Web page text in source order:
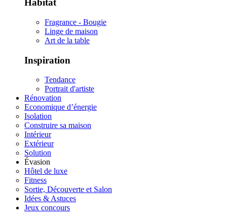
Habitat
Fragrance - Bougie
Linge de maison
Art de la table
Inspiration
Tendance
Portrait d'artiste
Rénovation
Economique d’énergie
Isolation
Construire sa maison
Intérieur
Extérieur
Solution
Évasion
Hôtel de luxe
Fitness
Sortie, Découverte et Salon
Idées & Astuces
Jeux concours